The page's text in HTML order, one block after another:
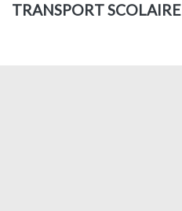
TRANSPORT SCOLAIRE